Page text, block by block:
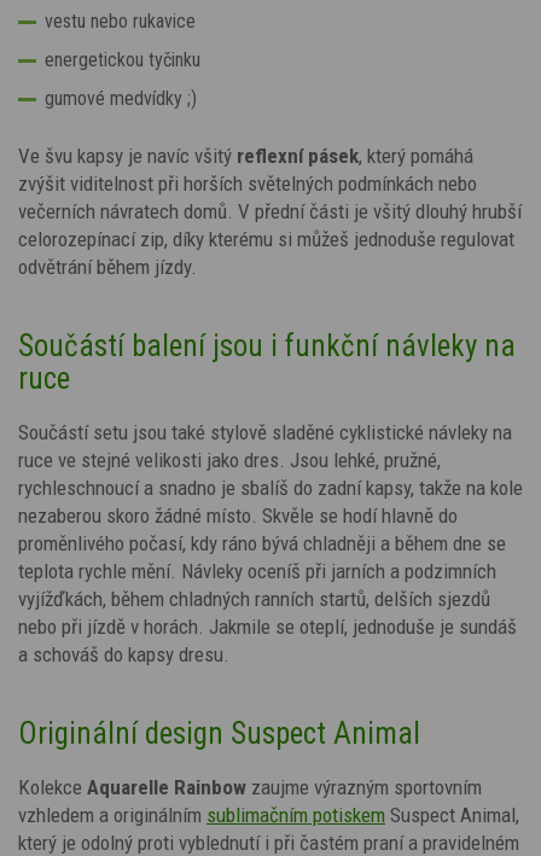
vestu nebo rukavice
energetickou tyčinku
gumové medvídky ;)
Ve švu kapsy je navíc všitý reflexní pásek, který pomáhá
zvýšit viditelnost při horších světelných podmínkách nebo
večerních návratech domů. V přední části je všitý dlouhý hrubší
celorozepínací zip, díky kterému si můžeš jednoduše regulovat
odvětrání během jízdy.
Součástí balení jsou i funkční návleky na
ruce
Součástí setu jsou také stylově sladěné cyklistické návleky na
ruce ve stejné velikosti jako dres. Jsou lehké, pružné,
rychleschnoucí a snadno je sbalíš do zadní kapsy, takže na kole
nezaberou skoro žádné místo. Skvěle se hodí hlavně do
proměnlivého počasí, kdy ráno bývá chladněji a během dne se
teplota rychle mění. Návleky oceníš při jarních a podzimních
vyjížďkách, během chladných ranních startů, delších sjezdů
nebo při jízdě v horách. Jakmile se oteplí, jednoduše je sundáš
a schováš do kapsy dresu.
Originální design Suspect Animal
Kolekce Aquarelle Rainbow zaujme výrazným sportovním
vzhledem a originálním sublimačním potiskem Suspect Animal,
který je odolný proti vyblednutí i při častém praní a pravidelném